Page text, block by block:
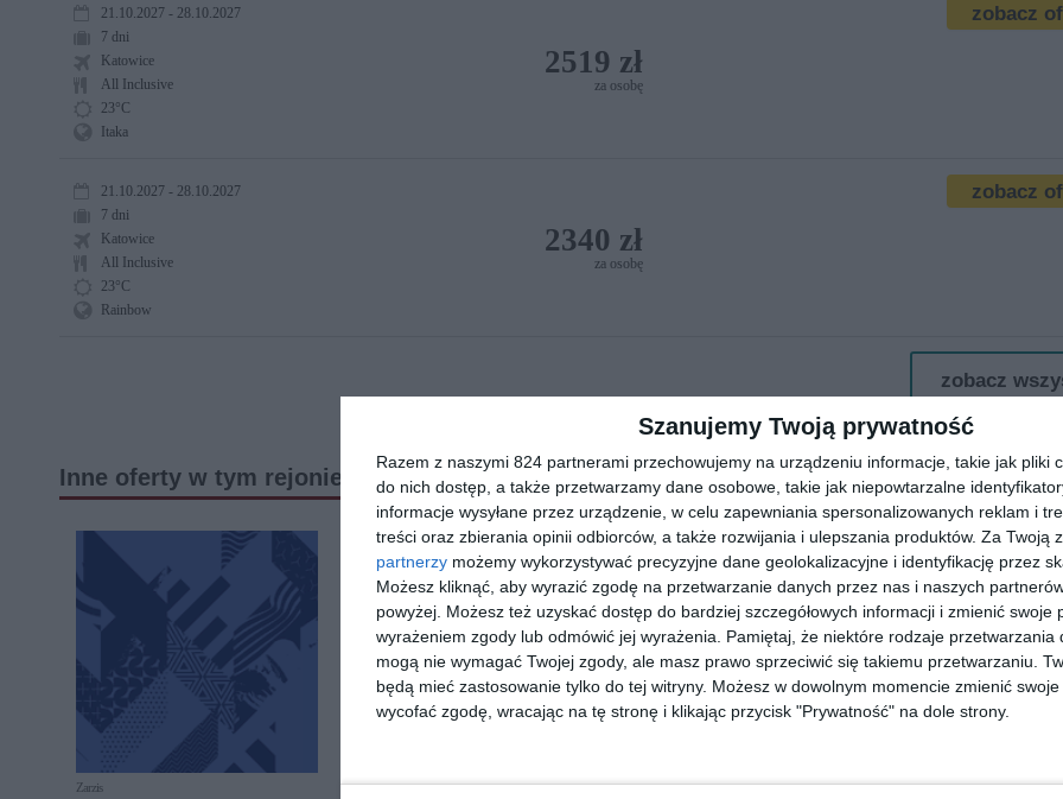
Szanujemy Twoją prywatność
Razem z naszymi 824 partnerami przechowujemy na urządzeniu informacje, takie jak pliki
do nich dostęp, a także przetwarzamy dane osobowe, takie jak niepowtarzalne
informacje wysyłane przez urządzenie, w celu zapewniania spersonalizowanych reklam i
treści oraz zbierania opinii odbiorców, a także rozwijania i ulepszania produktów. Za Twoją
partnerzy możemy wykorzystywać precyzyjne dane geolokalizacyjne i identyfikację przez
Możesz kliknąć, aby wyrazić zgodę na przetwarzanie danych przez nas i naszych
powyżej. Możesz też uzyskać dostęp do bardziej szczegółowych informacji i zmienić swoje
wyrażeniem zgody lub odmówić jej wyrażenia.
Pamiętaj, że niektóre rodzaje przetwarzania
mogą nie wymagać Twojej zgody, ale masz prawo sprzeciwić się takiemu przetwarzaniu.
będą mieć zastosowanie tylko do tej witryny. Możesz w dowolnym momencie zmienić
wycofać zgodę, wracając na tę stronę i klikając przycisk "Prywatność" na dole strony.
21.10.2027 - 28.10.2027
7 dni
Katowice
All Inclusive
23°C
Itaka
2519 zł
za osobę
zobacz
21.10.2027 - 28.10.2027
7 dni
Katowice
All Inclusive
23°C
Rainbow
2340 zł
za osobę
zobacz
zobacz
Inne oferty w tym rejonie
Zarzis Zarzis
First Minute
Tunezja Tunezja